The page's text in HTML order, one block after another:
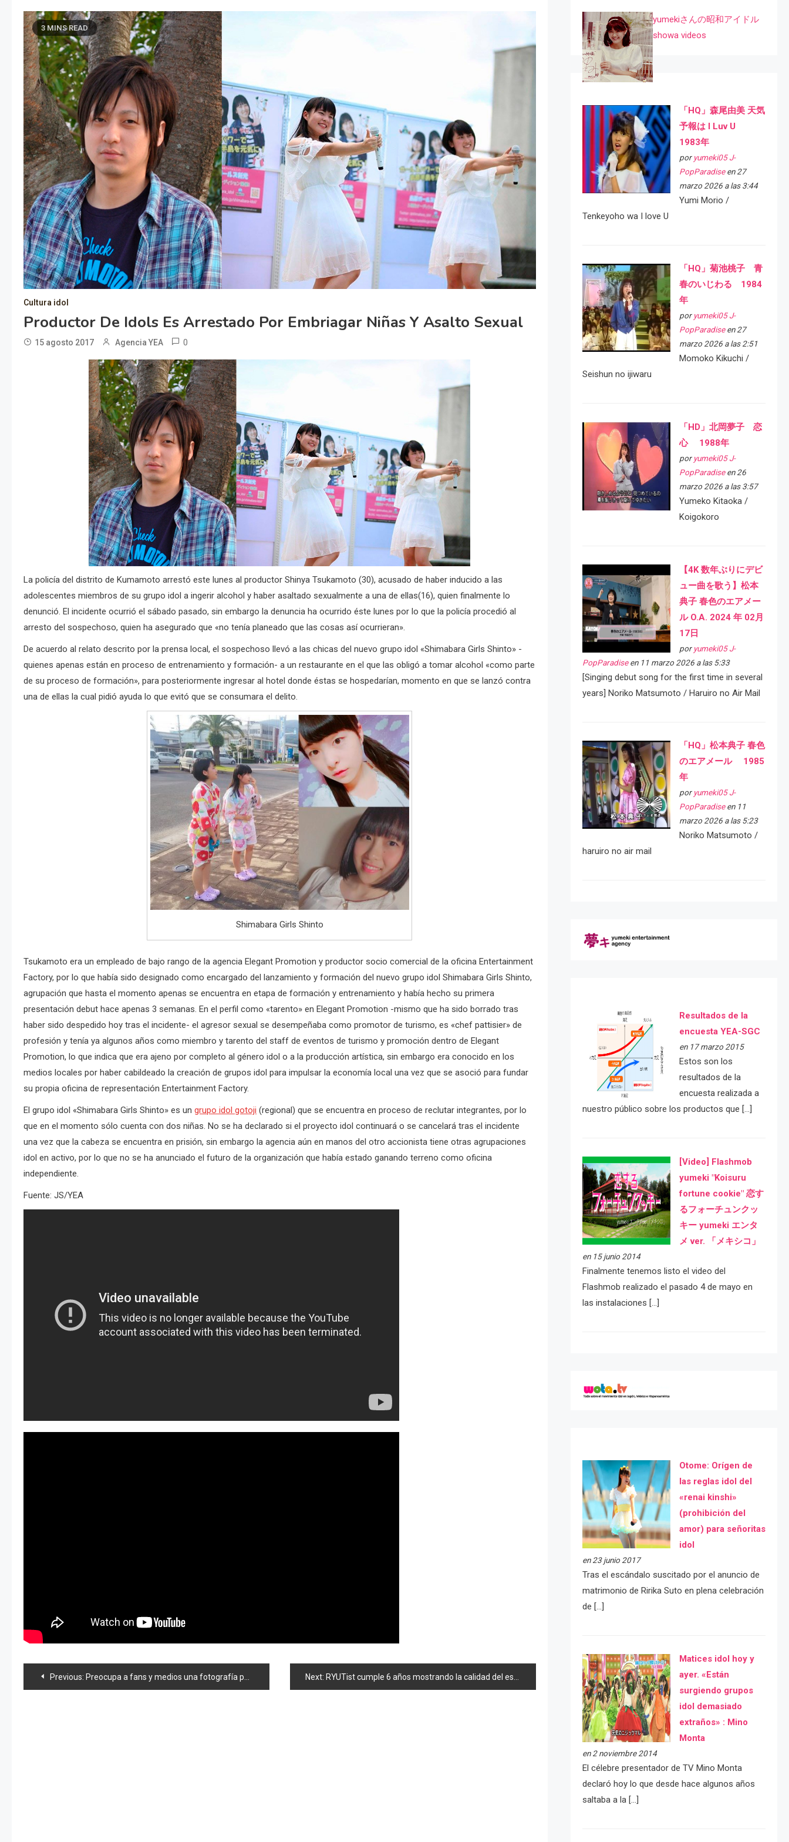
3 MINS READ
Cultura idol
Productor De Idols Es Arrestado Por Embriagar Niñas Y Asalto Sexual
15 agosto 2017 Agencia YEA 0
La policía del distrito de Kumamoto arrestó este lunes al productor Shinya Tsukamoto (30), acusado de haber inducido a las
adolescentes miembros de su grupo idol a ingerir alcohol y haber asaltado sexualmente a una de ellas(16), quien finalmente lo
denunció. El incidente ocurrió el sábado pasado, sin embargo la denuncia ha ocurrido éste lunes por lo que la policía procedió al
arresto del sospechoso, quien ha asegurado que «no tenía planeado que las cosas así ocurrieran».
De acuerdo al relato descrito por la prensa local, el sospechoso llevó a las chicas del nuevo grupo idol «Shimabara Girls Shinto» -
quienes apenas están en proceso de entrenamiento y formación- a un restaurante en el que las obligó a tomar alcohol «como parte
de su proceso de formación», para posteriormente ingresar al hotel donde éstas se hospedarían, momento en que se lanzó contra
una de ellas la cual pidió ayuda lo que evitó que se consumara el delito.
Shimabara Girls Shinto
Tsukamoto era un empleado de bajo rango de la agencia Elegant Promotion y productor socio comercial de la oficina Entertainment
Factory, por lo que había sido designado como encargado del lanzamiento y formación del nuevo grupo idol Shimabara Girls Shinto,
agrupación que hasta el momento apenas se encuentra en etapa de formación y entrenamiento y había hecho su primera
presentación debut hace apenas 3 semanas. En el perfil como «tarento» en Elegant Promotion -mismo que ha sido borrado tras
haber sido despedido hoy tras el incidente- el agresor sexual se desempeñaba como promotor de turismo, es «chef pattisier» de
profesión y tenía ya algunos años como miembro y tarento del staff de eventos de turismo y promoción dentro de Elegant
Promotion, lo que indica que era ajeno por completo al género idol o a la producción artística, sin embargo era conocido en los
medios locales por haber cabildeado la creación de grupos idol para impulsar la economía local una vez que se asoció para fundar
su propia oficina de representación Entertainment Factory.
El grupo idol «Shimabara Girls Shinto» es un grupo idol gotoji (regional) que se encuentra en proceso de reclutar integrantes, por lo
que en el momento sólo cuenta con dos niñas. No se ha declarado si el proyecto idol continuará o se cancelará tras el incidente
una vez que la cabeza se encuentra en prisión, sin embargo la agencia aún en manos del otro accionista tiene otras agrupaciones
idol en activo, por lo que no se ha anunciado el futuro de la organización que había estado ganando terreno como oficina
independiente.
Fuente: JS/YEA
Navegación
Previous: Preocupa a fans y medios una fotografía publicada por Riho Kotani Next: RYUTist cumple 6 años mostrando la calidad del estilo idol gotoji de las zonas rurales
yumekiさんの昭和アイドル
showa videos
「HQ」森尾由美 天気
予報は I Luv U
1983年
por yumeki05 J-
PopParadiseen 27
marzo 2026 a las 3:44
Yumi Morio /
Tenkeyoho wa I love U
「HQ」菊池桃子 青
春のいじわる 1984
年
por yumeki05 J-
PopParadiseen 27
marzo 2026 a las 2:51
Momoko Kikuchi /
Seishun no ijiwaru
「HD」北岡夢子 恋
心 1988年
por yumeki05 J-
PopParadiseen 26
marzo 2026 a las 3:57
Yumeko Kitaoka /
Koigokoro
【4K 数年ぶりにデビ
ュー曲を歌う】松本
典子 春色のエアメー
ル O.A. 2024 年 02月
17日
por yumeki05 J-
PopParadiseen 11 marzo 2026 a las 5:33
[Singing debut song for the first time in several
years] Noriko Matsumoto / Haruiro no Air Mail
「HQ」松本典子 春色
のエアメール 1985
年
por yumeki05 J-
PopParadiseen 11
marzo 2026 a las 5:23
Noriko Matsumoto /
haruiro no air mail
Resultados de la
encuesta YEA-SGC
en 17 marzo 2015
Estos son los
resultados de la
encuesta realizada a
nuestro público sobre los productos que […]
[Video] Flashmob
yumeki "Koisuru
fortune cookie" 恋す
るフォーチュンクッ
キー yumeki エンタ
メ ver. 「メキシコ」
en 15 junio 2014
Finalmente tenemos listo el video del
Flashmob realizado el pasado 4 de mayo en
las instalaciones […]
Otome: Orígen de
las reglas idol del
«renai kinshi»
(prohibición del
amor) para señoritas
idol
en 23 junio 2017
Tras el escándalo suscitado por el anuncio de
matrimonio de Ririka Suto en plena celebración
de […]
Matices idol hoy y
ayer. «Están
surgiendo grupos
idol demasiado
extraños» : Mino
Monta
en 2 noviembre 2014
El célebre presentador de TV Mino Monta
declaró hoy lo que desde hace algunos años
saltaba a la […]